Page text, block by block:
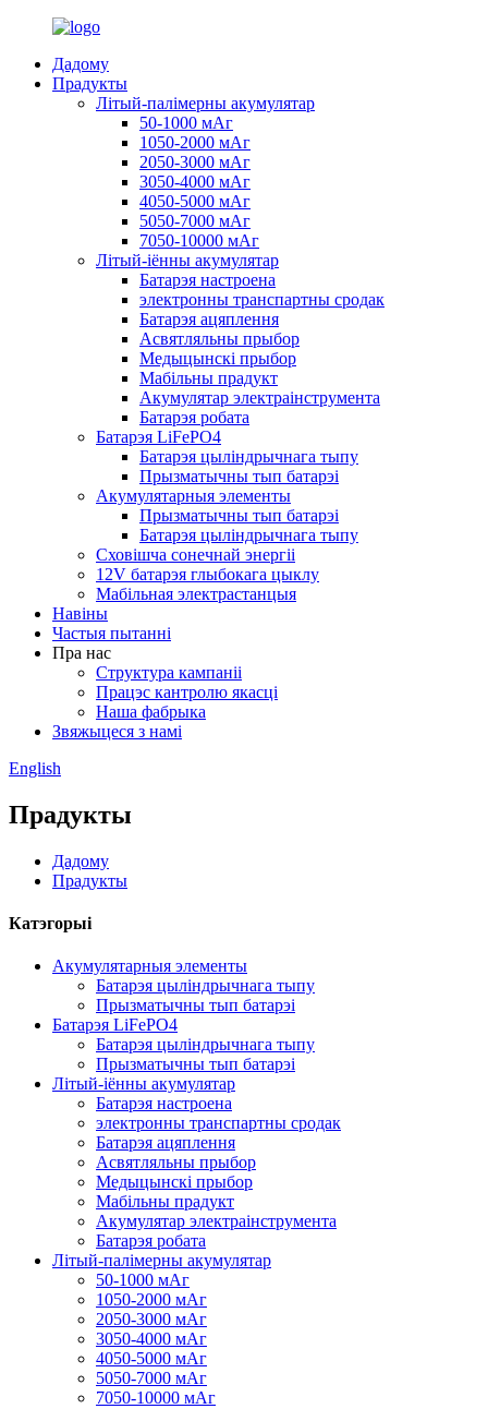
Дадому
Прадукты
Літый-палімерны акумулятар
50-1000 мАг
1050-2000 мАг
2050-3000 мАг
3050-4000 мАг
4050-5000 мАг
5050-7000 мАг
7050-10000 мАг
Літый-іённы акумулятар
Батарэя настроена
электронны транспартны сродак
Батарэя ацяплення
Асвятляльны прыбор
Медыцынскі прыбор
Мабільны прадукт
Акумулятар электраінструмента
Батарэя робата
Батарэя LiFePO4
Батарэя цыліндрычнага тыпу
Прызматычны тып батарэі
Акумулятарныя элементы
Прызматычны тып батарэі
Батарэя цыліндрычнага тыпу
Сховішча сонечнай энергіі
12V батарэя глыбокага цыклу
Мабільная электрастанцыя
Навіны
Частыя пытанні
Пра нас
Структура кампаніі
Працэс кантролю якасці
Наша фабрыка
Звяжыцеся з намі
English
Прадукты
Дадому
Прадукты
Катэгорыі
Акумулятарныя элементы
Батарэя цыліндрычнага тыпу
Прызматычны тып батарэі
Батарэя LiFePO4
Батарэя цыліндрычнага тыпу
Прызматычны тып батарэі
Літый-іённы акумулятар
Батарэя настроена
электронны транспартны сродак
Батарэя ацяплення
Асвятляльны прыбор
Медыцынскі прыбор
Мабільны прадукт
Акумулятар электраінструмента
Батарэя робата
Літый-палімерны акумулятар
50-1000 мАг
1050-2000 мАг
2050-3000 мАг
3050-4000 мАг
4050-5000 мАг
5050-7000 мАг
7050-10000 мАг